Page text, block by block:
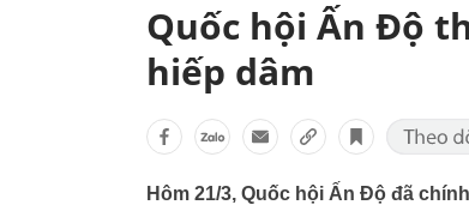
Quốc hội Ấn Độ
hiếp dâm
Hôm 21/3, Quốc hội Ấn Độ đã